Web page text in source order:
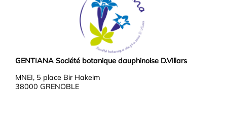
GENTIANA Société botanique dauphinoise D.Villars
MNEI, 5 place Bir Hakeim
38000 GRENOBLE